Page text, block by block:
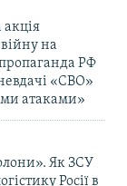
акція
на
РФ
«СВО»
атаками»
Як ЗСУ
Росії в